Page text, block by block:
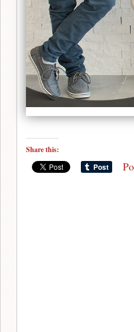
Share this: